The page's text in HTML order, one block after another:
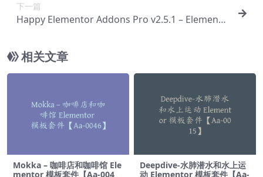
下一篇
Happy Elementor Addons Pro v2.5.1 – Elemento
相关文章
Mokka – 咖啡店和咖啡馆 Ele
mentor 模板套件【Aa-004
Deepdive-水肺潜水和水上运
动 Elementor 模板套件【Aa-